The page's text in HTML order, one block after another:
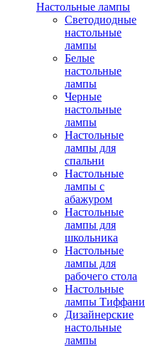
Настольные лампы
Светодиодные
настольные
лампы
Белые
настольные
лампы
Черные
настольные
лампы
Настольные
лампы для
спальни
Настольные
лампы с
абажуром
Настольные
лампы для
школьника
Настольные
лампы для
рабочего стола
Настольные
лампы Тиффани
Дизайнерские
настольные
лампы